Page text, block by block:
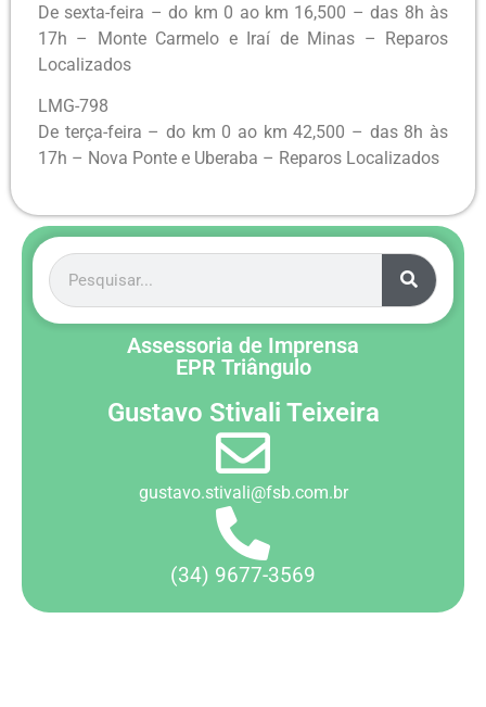
Assessoria de Imprensa
EPR Triângulo
Gustavo Stivali Teixeira
gustavo.stivali@fsb.com.br
(34) 9677-3569
De sexta-feira – do km 0 ao km 16,500 – das 8h às
17h – Monte Carmelo e Iraí de Minas – Reparos
Localizados
LMG-798
De terça-feira – do km 0 ao km 42,500 – das 8h às
17h – Nova Ponte e Uberaba – Reparos Localizados